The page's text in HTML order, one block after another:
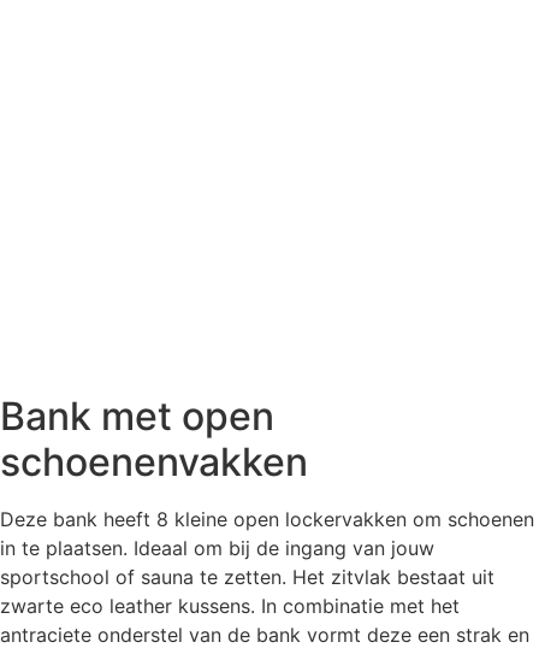
Bank met open
schoenenvakken
Deze bank heeft 8 kleine open lockervakken om schoenen
in te plaatsen. Ideaal om bij de ingang van jouw
sportschool of sauna te zetten. Het zitvlak bestaat uit
zwarte eco leather kussens. In combinatie met het
antraciete onderstel van de bank vormt deze een strak en